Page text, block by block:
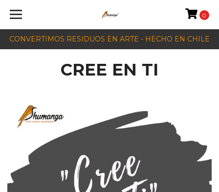
CONVERTIMOS RESIDUOS EN ARTE - HECHO EN CHILE
0
CREE EN TI